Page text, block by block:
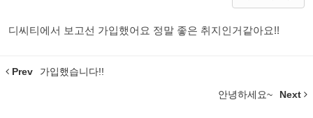
디씨티에서 보고선 가입했어요 정말 좋은 취지인거같아요!!
Prev 가입했습니다!!
안녕하세요~ Next